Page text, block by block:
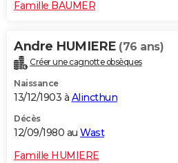
Famille BAUMER
Andre HUMIERE (76 ans)
Créer une cagnotte obsèques
Naissance
13/12/1903 à Alincthun
Décès
12/09/1980 au Wast
Famille HUMIERE